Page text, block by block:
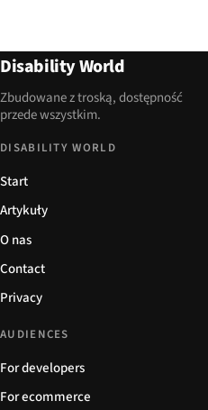
Disability World
Zbudowane z troską, dostępność
przede wszystkim.
DISABILITY WORLD
Start
Artykuły
O nas
Contact
Privacy
AUDIENCES
For developers
For ecommerce